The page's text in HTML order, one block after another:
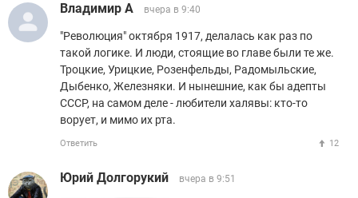
Владимир А вчера в 9:40
"Революция" октября 1917, делалась как раз по
такой логике. И люди, стоящие во главе были те же.
Троцкие, Урицкие, Розенфельды, Радомыльские,
Дыбенко, Железняки. И нынешние, как бы адепты
СССР, на самом деле - любители халявы: кто-то
ворует, и мимо их рта.
Ответить 12
Юрий Долгорукий вчера в 9:51